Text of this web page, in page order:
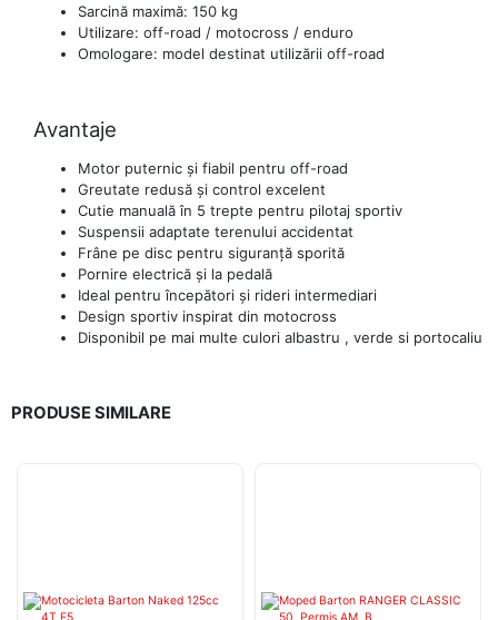
Sarcină maximă: 150 kg
Utilizare: off-road / motocross / enduro
Omologare: model destinat utilizării off-road
Avantaje
Motor puternic și fiabil pentru off-road
Greutate redusă și control excelent
Cutie manuală în 5 trepte pentru pilotaj sportiv
Suspensii adaptate terenului accidentat
Frâne pe disc pentru siguranță sporită
Pornire electrică și la pedală
Ideal pentru începători și rideri intermediari
Design sportiv inspirat din motocross
Disponibil pe mai multe culori albastru , verde si portocaliu
PRODUSE SIMILARE